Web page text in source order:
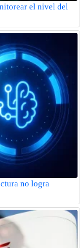
el nivel del
no logra